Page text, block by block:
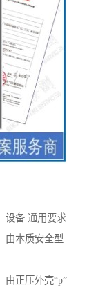
设备 通用要求
由本质安全型
由正压外壳“p”